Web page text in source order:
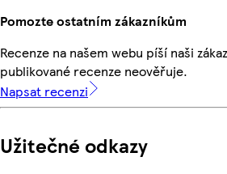
Pomozte ostatním zákazníkům
Recenze na našem webu píší naši
publikované recenze neověřuje.
Napsat recenzi
Užitečné odkazy